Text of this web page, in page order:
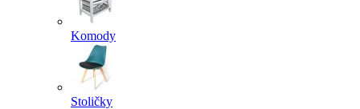
Komody
Stoličky